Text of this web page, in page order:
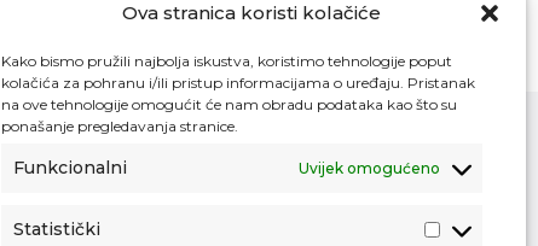
Ova stranica koristi kolačiće
Kako bismo pružili najbolja iskustva, koristimo tehnologije poput
kolačića za pohranu i/ili pristup informacijama o uređaju. Pristanak
na ove tehnologije omogućit će nam obradu podataka kao što su
ponašanje pregledavanja stranice.
Funkcionalni Uvijek omogućeno
Statistički
Pristup informacijama